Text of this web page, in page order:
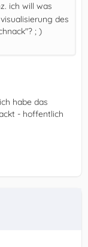
ich will was
des
; )
habe das
- hoffentlich